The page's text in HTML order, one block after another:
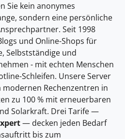
Sie kein anonymes
sondern eine persönliche
Seit 1998
und Online-Shops für
Selbstständige und
- mit echten Menschen
Schleifen. Unsere Server
Rechenzentren in
zu 100 % mit erneuerbaren
Solarkraft. Drei Tarife —
— decken jeden Bedarf
bis zum